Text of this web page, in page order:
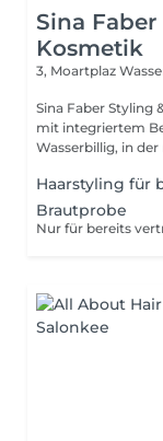
Sina
Kosmetik
3, Moartplaz
Sina Faber Styling
mit integriertem
Haarstyling für
Brautprobe